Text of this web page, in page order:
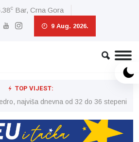
c Bar, Crna Gora
9 Aug. 2026.
TOP VIJEST:
najviša dnevna od 32 do 36 stepeni